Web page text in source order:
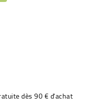
dès 90 € d'achat